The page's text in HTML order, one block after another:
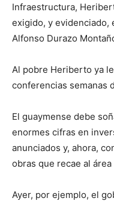
Infraestructura,
exigido, y evidenciado,
Alfonso Durazo
Al pobre Heriberto ya
conferencias semanas
El guaymense debe
enormes cifras en
anunciados y, ahora,
obras que recae al
Ayer, por ejemplo, el